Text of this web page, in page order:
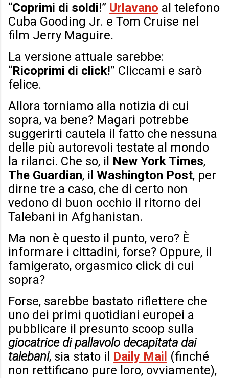
“Coprimi di soldi!” Urlavano al telefono
Cuba Gooding Jr. e Tom Cruise nel
film Jerry Maguire.
La versione attuale sarebbe:
“Ricoprimi di click!” Cliccami e sarò
felice.
Allora torniamo alla notizia di cui
sopra, va bene? Magari potrebbe
suggerirti cautela il fatto che nessuna
delle più autorevoli testate al mondo
la rilanci. Che so, il New York Times,
The Guardian, il Washington Post, per
dirne tre a caso, che di certo non
vedono di buon occhio il ritorno dei
Talebani in Afghanistan.
Ma non è questo il punto, vero? È
informare i cittadini, forse? Oppure, il
famigerato, orgasmico click di cui
sopra?
Forse, sarebbe bastato riflettere che
uno dei primi quotidiani europei a
pubblicare il presunto scoop sulla
giocatrice di pallavolo decapitata dai
talebani, sia stato il Daily Mail (finché
non rettificano pure loro, ovviamente),